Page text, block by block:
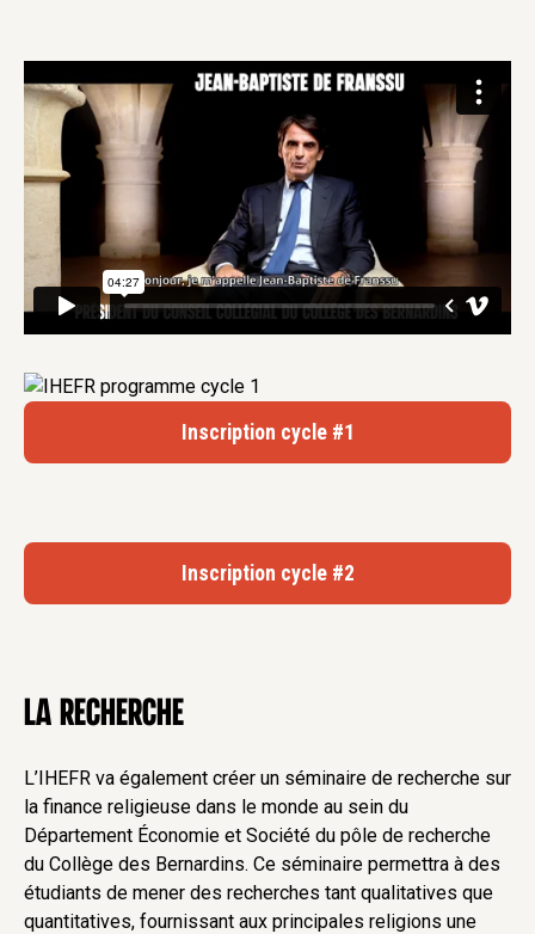
Inscription cycle #1
Inscription cycle #2
LA RECHERCHE
L’IHEFR va également créer un séminaire de recherche sur
la finance religieuse dans le monde au sein du
Département Économie et Société du pôle de recherche
du Collège des Bernardins. Ce séminaire permettra à des
étudiants de mener des recherches tant qualitatives que
quantitatives, fournissant aux principales religions une